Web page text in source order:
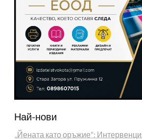
Най-нови
„Йената като оръжие“: